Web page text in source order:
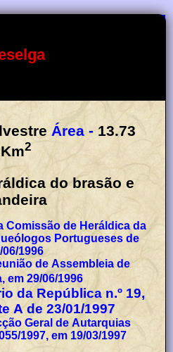
Área - 13.73
Km2
do brasão e
Comissão de Heráldica da
Portugueses de
06/1996
de Assembleia de
em 29/06/1996
da República n.º 19,
A de 23/01/1997
Geral de Autarquias
1997, em 19/03/1997